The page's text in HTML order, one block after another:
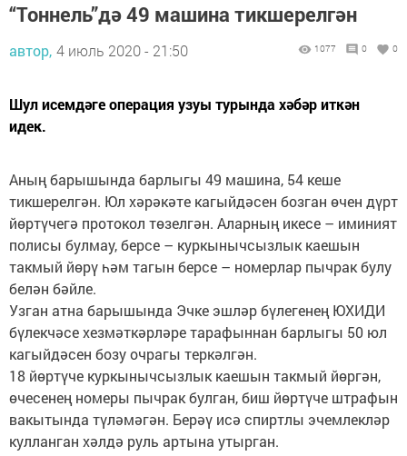
“Тоннель”дә 49 машина тикшерелгән
автор, 4 июль 2020 - 21:50 1077 0 0
Шул исемдәге операция узуы турында хәбәр иткән
идек.
Аның барышында барлыгы 49 машина, 54 кеше
тикшерелгән. Юл хәрәкәте кагыйдәсен бозган өчен дүрт
йөртүчегә протокол төзелгән. Аларның икесе – иминият
полисы булмау, берсе – куркынычсызлык каешын
такмый йөрү һәм тагын берсе – номерлар пычрак булу
белән бәйле.
Узган атна барышында Эчке эшләр бүлегенең ЮХИДИ
бүлекчәсе хезмәткәрләре тарафыннан барлыгы 50 юл
кагыйдәсен бозу очрагы теркәлгән.
18 йөртүче куркынычсызлык каешын такмый йөргән,
өчесенең номеры пычрак булган, биш йөртүче штрафын
вакытында тү­лә­мәгән. Берәү исә спиртлы эчемлекләр
кулланган хәлдә руль артына утырган.